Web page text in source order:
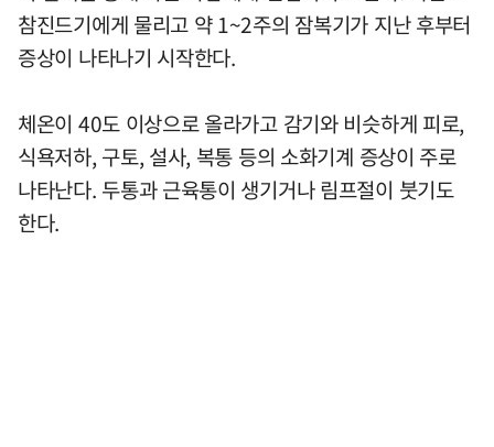
참진드기에게 물리고 약 1~2주의 잠복기가 지난 후부터
증상이 나타나기 시작한다.
체온이 40도 이상으로 올라가고 감기와 비슷하게 피로,
식욕저하, 구토, 설사, 복통 등의 소화기계 증상이 주로
나타난다. 두통과 근육통이 생기거나 림프절이 붓기도
한다.